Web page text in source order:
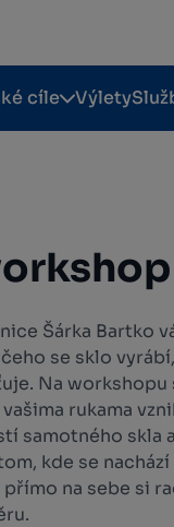
cíle Výlety
Šárka Bartko
se sklo
Na
rukama
samotného skla
kde se
na sebe si